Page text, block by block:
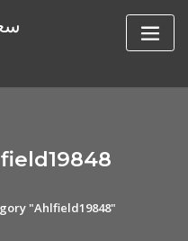
"Ahlfield19848"